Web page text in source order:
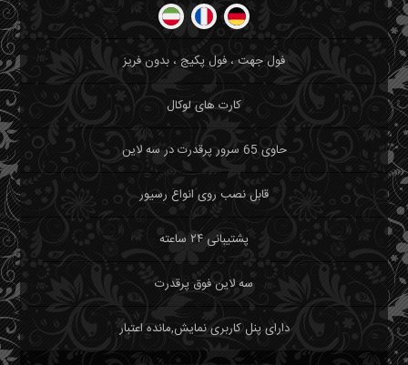
فول جهت ، فول پکیج ، بدون فریز
کارت های لوکال
حاوی 65 سرور پرقدرت در سه لاین
قابل نصب روی انواع رسیور
پشتیبانی ۲۴ ساعته
سه لاین فوق پرقدرت
دارای پنل کاربری نمایش,مانده اعتبار